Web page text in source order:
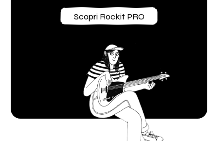
Scopri Rockit PRO